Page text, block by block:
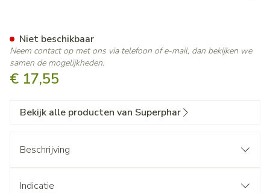
€ 17,55
Niet beschikbaar
Neem contact op met ons via telefoon of e-mail, dan bekijken we
samen de mogelijkheden.
Bekijk alle producten van Superphar
Beschrijving
Indicatie